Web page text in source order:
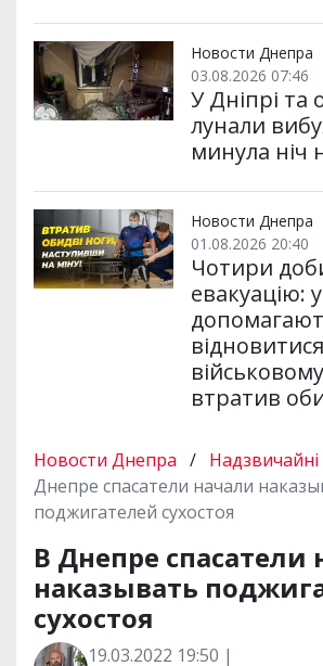
Новости Днепра
03.08.2026 07:46
У Дніпрі та
лунали
минула ніч
Новости Днепра
01.08.2026 20:40
Чотири
евакуацію:
відновитися
втратив
Новости Днепра / Надзвичайні
Днепре спасатели начали
поджигателей сухостоя
В Днепре спасатели
наказывать
сухостоя
19.03.2022 19:50 |